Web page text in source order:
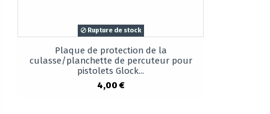
Rupture de stock
Plaque de protection de la
culasse/planchette de percuteur pour
pistolets Glock...
4,00 €